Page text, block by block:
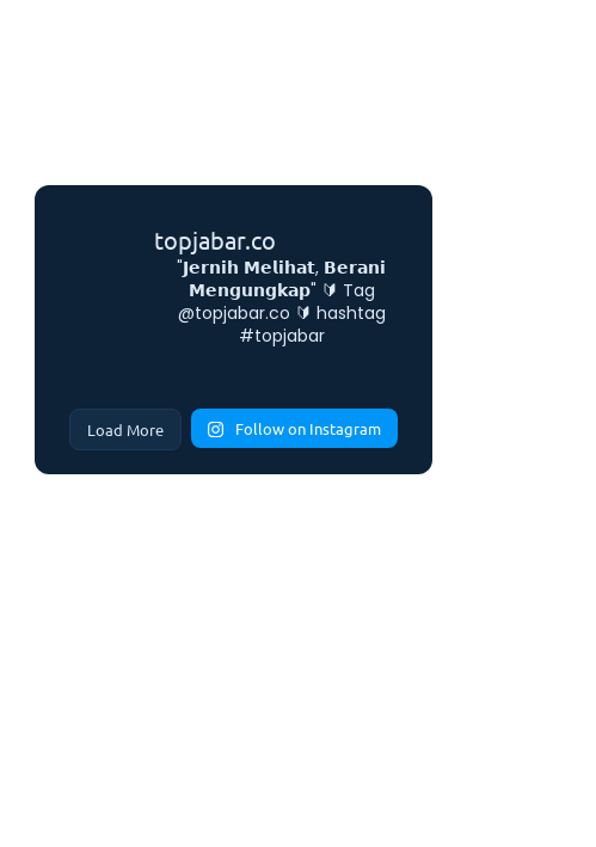
topjabar.co
"𝗝𝗲𝗿𝗻𝗶𝗵 𝗠𝗲𝗹𝗶𝗵𝗮𝘁, 𝗕𝗲𝗿𝗮𝗻𝗶
𝗠𝗲𝗻𝗴𝘂𝗻𝗴𝗸𝗮𝗽" 🔰 Tag
@topjabar.co 🔰 hashtag
#topjabar
Load More Follow on Instagram